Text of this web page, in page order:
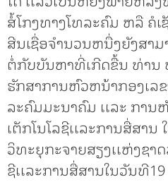
ສໍ້ໂກງທາງໂທລະຄົມ ຫລື ຄໍເ
ສີນເຊື່ອຈໍານວນຫນື່ງຍັງສາ
ຕໍ່ກັບບັນຫາທີ່ເກີດຂື້ນ ທ່ານ
ຮັກສາການຫົວຫນ້າກອງເລ
ລະຄົມມະນາຄົມ ເເລະ ກາ
ເຕັກໂນໂລຊີເເລະການສື່ສາ
ວິທະຍຸກະຈາຍສຽງເເຫ່ງຊາ
ຊີເເລະການສື່ສານໃນວັນທີ